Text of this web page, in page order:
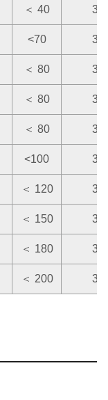
＜ 40 3.7
<70 3.7
＜ 80 3.7
＜ 80 3.7
＜ 80 3.7
<100 3.7
＜ 120 3.7
＜ 150 3.7
＜ 180 3.7
＜ 200 3.7